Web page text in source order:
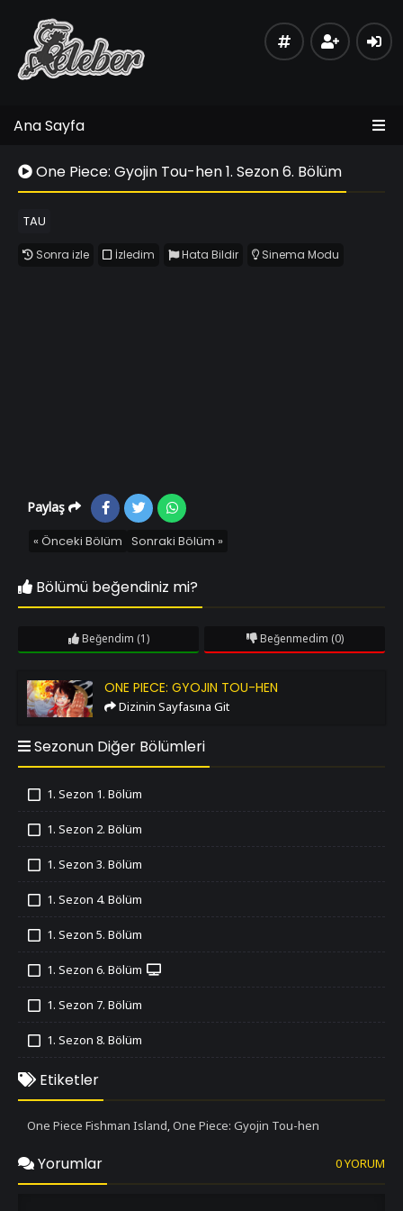
Ana Sayfa
One Piece: Gyojin Tou-hen 1. Sezon 6. Bölüm
TAU
Sonra izle İzledim Hata Bildir Sinema Modu
Paylaş
« Önceki Bölüm Sonraki Bölüm »
Bölümü beğendiniz mi?
Beğendim (1) Beğenmedim (0)
One Piece: Gyojin Tou-henONE PIECE: GYOJIN TOU-HEN
Dizinin Sayfasına Git
Sezonun Diğer Bölümleri
1. Sezon 1. Bölüm
1. Sezon 2. Bölüm
1. Sezon 3. Bölüm
1. Sezon 4. Bölüm
1. Sezon 5. Bölüm
1. Sezon 6. Bölüm
1. Sezon 7. Bölüm
1. Sezon 8. Bölüm
İzledim
1. Sezon 9. Bölüm
İzledim
İzledim
Etiketler
One Piece Fishman Island,One Piece: Gyojin Tou-hen
Yorumlar 0 YORUM